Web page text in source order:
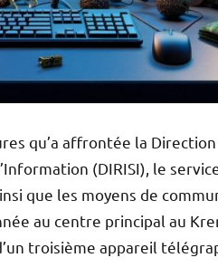
qu’a affrontée la
(DIRISI), le
que les moyens de
au centre principal au
troisième appareil